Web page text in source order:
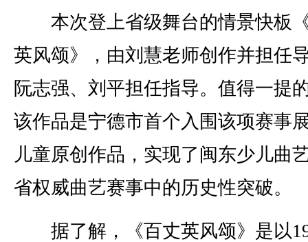
本次登上省级舞台的情景快板
英风颂》，由刘慧老师创作并担任
阮志强、刘平担任指导。值得一提
该作品是宁德市首个入围该项赛事
儿童原创作品，实现了闽东少儿曲
省权威曲艺赛事中的历史性突破。
据了解，《百丈英风颂》是以